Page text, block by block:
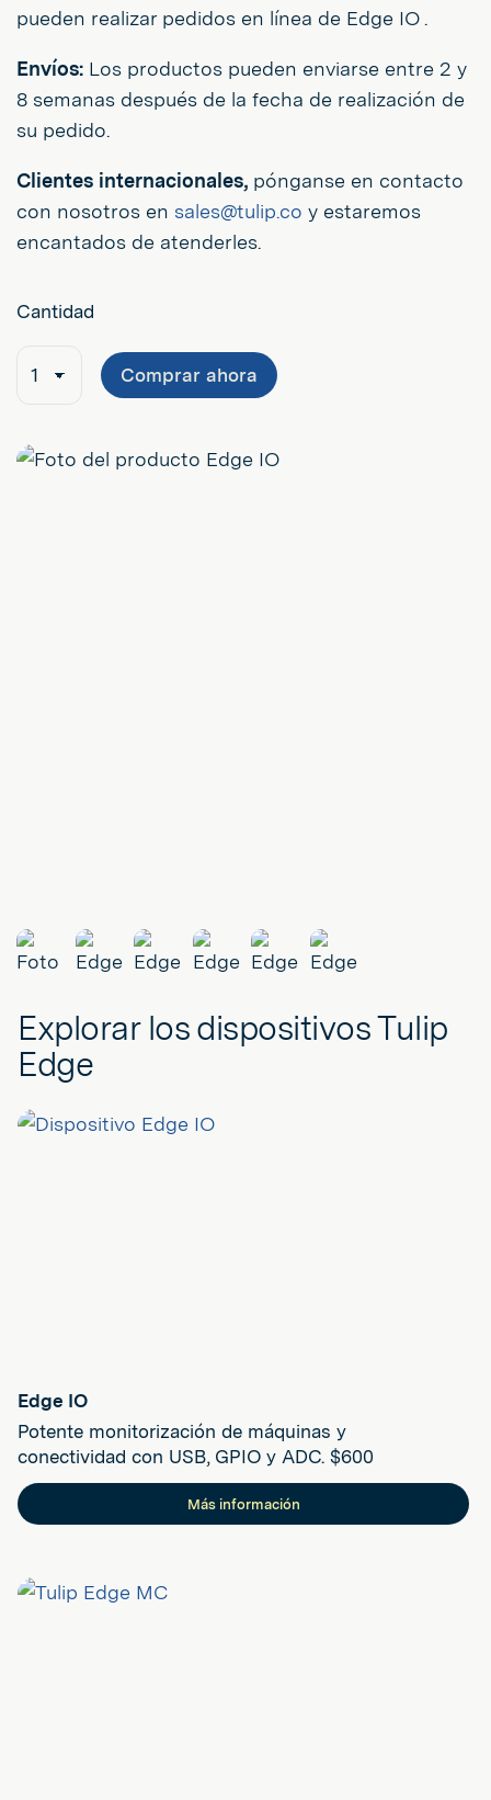
pueden realizar pedidos en línea de Edge IO .
Envíos: Los productos pueden enviarse entre 2 y
8 semanas después de la fecha de realización de
su pedido.
Clientes internacionales, pónganse en contacto
con nosotros en sales@tulip.co y estaremos
encantados de atenderles.
Cantidad
Comprar ahora
Explorar los dispositivos Tulip
Edge
Edge IO
Potente monitorización de máquinas y
conectividad con USB, GPIO y ADC. $600
Más información